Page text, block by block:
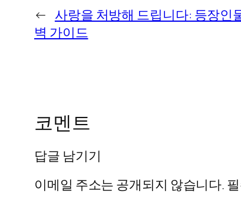
← 사랑을 처방해 드립니다: 등장인
벽 가이드
코멘트
답글 남기기
이메일 주소는 공개되지 않습니다.